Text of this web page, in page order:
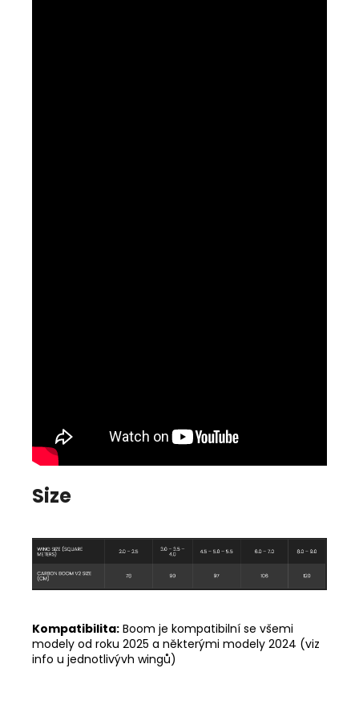
Size
Kompatibilita: Boom je kompatibilní se všemi
modely od roku 2025 a některými modely 2024 (viz
info u jednotlivývh wingů)